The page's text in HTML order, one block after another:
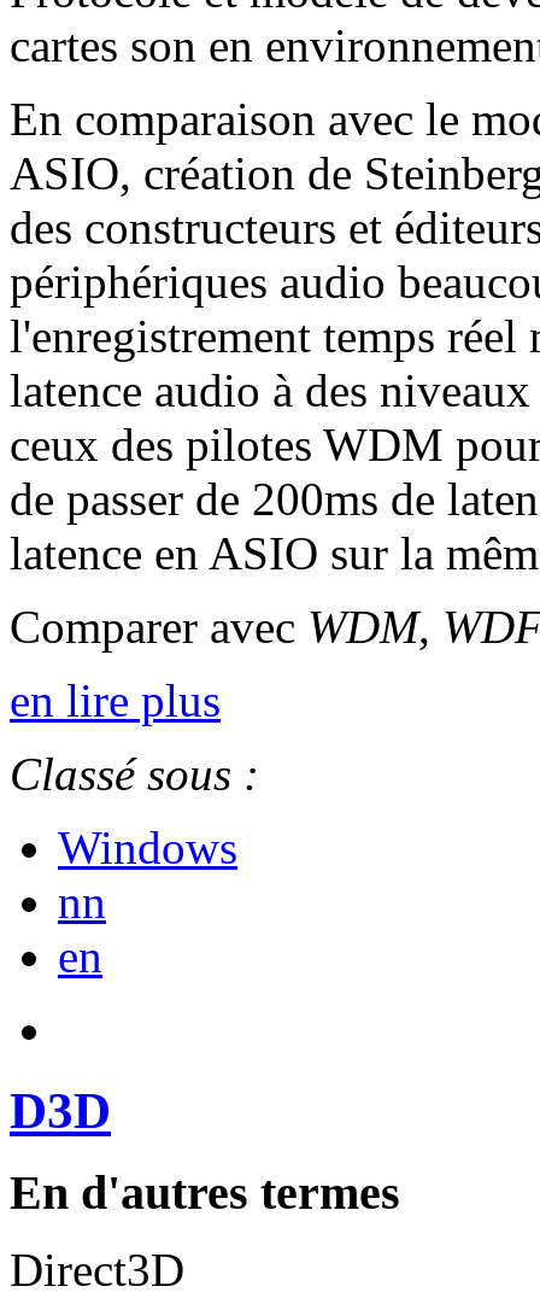
cartes son en
En comparaison avec le
ASIO, création de
des constructeurs et
périphériques audio
l'enregistrement temps
latence audio à des
ceux des pilotes WDM
de passer de 200ms de
latence en ASIO sur la
Comparer avec WDM,
en lire plus
Classé sous :
Windows
nn
en
D3D
En d'autres termes
Direct3D